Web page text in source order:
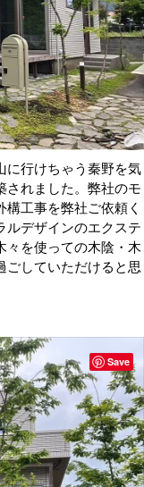
に行けちゃう秦野を気
されました。弊社のモ
工事を弊社ご依頼く
ルデザインのエクステ
々を使っての木陰・木
ごしていただけると思
Save